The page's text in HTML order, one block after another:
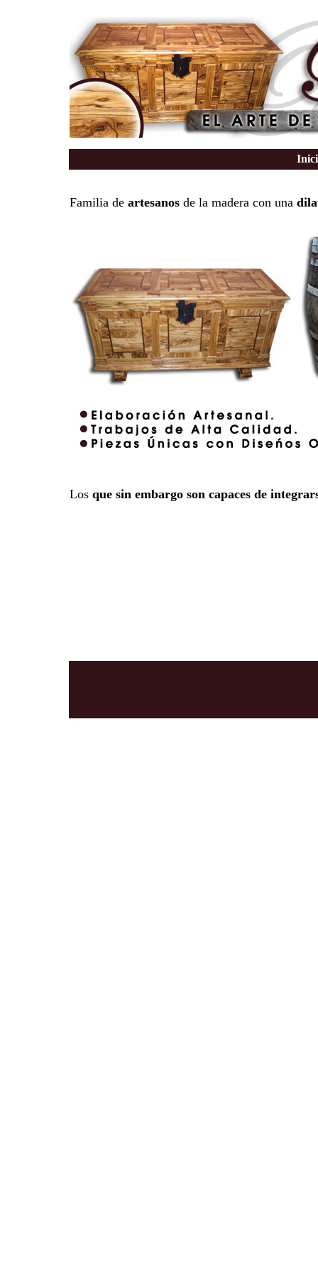
Familia de artesanosde la madera con una
Los que sin embargo son capaces de